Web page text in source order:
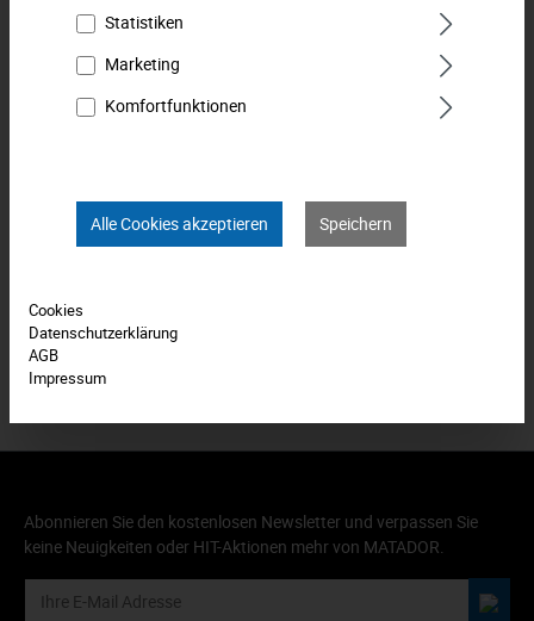
Schraubendreher-Einsatz (Innensechskant). Für
Innensechskantschrauben. Extra harte Spitze aus
Spezialstahl. Für Handbetätigu…
Downloads
Bewertungen
Abonnieren Sie den kostenlosen Newsletter und verpassen Sie
keine Neuigkeiten oder HIT-Aktionen mehr von MATADOR.
Statistiken
Marketing
Komfortfunktionen
Alle Cookies akzeptieren Speichern
Cookies
Datenschutzerklärung
AGB
Impressum